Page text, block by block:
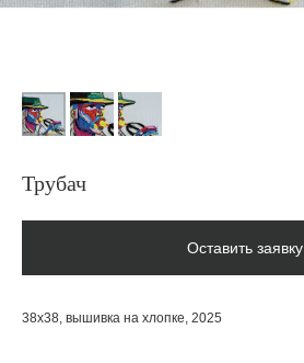
Трубач
Оставить заявку
38х38, вышивка на хлопке, 2025